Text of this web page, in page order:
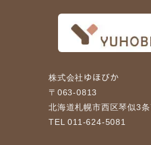
株式会社ゆほびか
〒063-0813
北海道札幌市西区琴似3
TEL 011-624-5081